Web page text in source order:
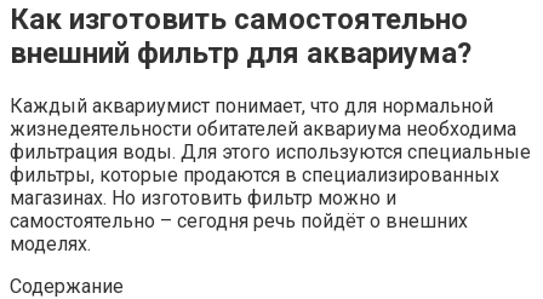
Как изготовить самостоятельно
внешний фильтр для аквариума?
Каждый аквариумист понимает, что для нормальной
жизнедеятельности обитателей аквариума необходима
фильтрация воды. Для этого используются специальные
фильтры, которые продаются в специализированных
магазинах. Но изготовить фильтр можно и
самостоятельно – сегодня речь пойдёт о внешних
моделях.
Содержание